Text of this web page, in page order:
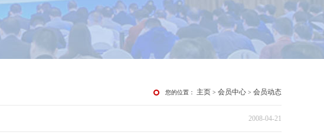
您的位置： 主页 > 会员中心 > 会员动态
2008-04-21